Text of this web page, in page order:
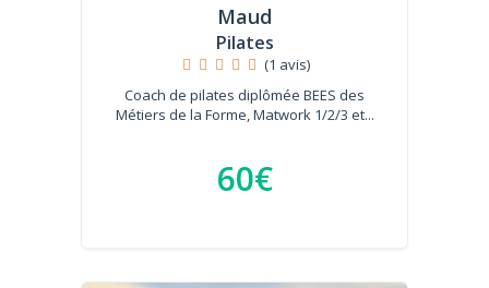
Maud
Pilates
(1 avis)
Coach de pilates diplômée BEES des
Métiers de la Forme, Matwork 1/2/3 et...
60€